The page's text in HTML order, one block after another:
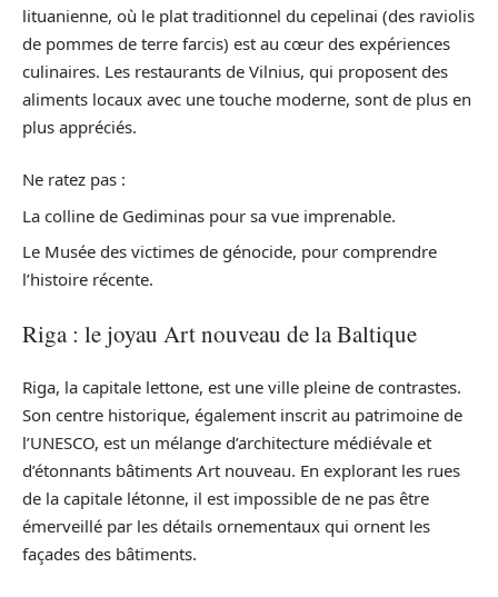
lituanienne, où le plat traditionnel du cepelinai (des raviolis
de pommes de terre farcis) est au cœur des expériences
culinaires. Les restaurants de Vilnius, qui proposent des
aliments locaux avec une touche moderne, sont de plus en
plus appréciés.
Ne ratez pas :
La colline de Gediminas pour sa vue imprenable.
Le Musée des victimes de génocide, pour comprendre
l’histoire récente.
Riga : le joyau Art nouveau de la Baltique
Riga, la capitale lettone, est une ville pleine de contrastes.
Son centre historique, également inscrit au patrimoine de
l’UNESCO, est un mélange d’architecture médiévale et
d’étonnants bâtiments Art nouveau. En explorant les rues
de la capitale létonne, il est impossible de ne pas être
émerveillé par les détails ornementaux qui ornent les
façades des bâtiments.